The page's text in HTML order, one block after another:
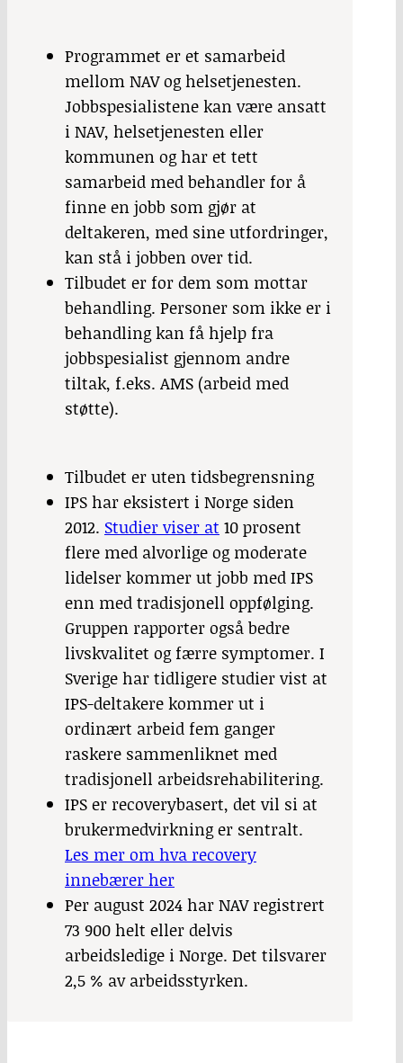
Programmet er et samarbeid
mellom NAV og helsetjenesten.
Jobbspesialistene kan være ansatt
i NAV, helsetjenesten eller
kommunen og har et tett
samarbeid med behandler for å
finne en jobb som gjør at
deltakeren, med sine utfordringer,
kan stå i jobben over tid.
Tilbudet er for dem som mottar
behandling. Personer som ikke er i
behandling kan få hjelp fra
jobbspesialist gjennom andre
tiltak, f.eks. AMS (arbeid med
støtte).
Tilbudet er uten tidsbegrensning
IPS har eksistert i Norge siden
2012. Studier viser at 10 prosent
flere med alvorlige og moderate
lidelser kommer ut jobb med IPS
enn med tradisjonell oppfølging.
Gruppen rapporter også bedre
livskvalitet og færre symptomer. I
Sverige har tidligere studier vist at
IPS-deltakere kommer ut i
ordinært arbeid fem ganger
raskere sammenliknet med
tradisjonell arbeidsrehabilitering.
IPS er recoverybasert, det vil si at
brukermedvirkning er sentralt.
Les mer om hva recovery
innebærer her
Per august 2024 har NAV registrert
73 900 helt eller delvis
arbeidsledige i Norge. Det tilsvarer
2,5 % av arbeidsstyrken.